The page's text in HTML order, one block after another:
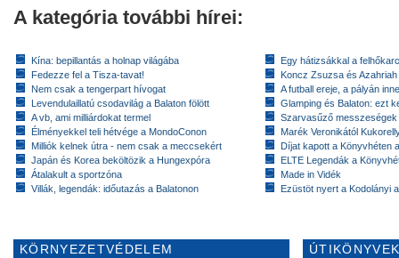
A kategória további hírei:
Kína: bepillantás a holnap világába
Fedezze fel a Tisza-tavat!
Nem csak a tengerpart hívogat
Levendulaillatú csodavilág a Balaton fölött
A vb, ami milliárdokat termel
Élményekkel teli hétvége a MondoConon
Milliók kelnek útra - nem csak a meccsekért
Japán és Korea beköltözik a Hungexpóra
Átalakult a sportzóna
Villák, legendák: időutazás a Balatonon
Egy hátizsákkal a
Koncz Zsuzsa és
A futball ereje, a pályán
Glamping és Balaton: ezt
Szarvasűző messzeségek
Marék Veronikától
Díjat kapott a Könyvhéten
ELTE Legendák a
Made in Vidék
Ezüstöt nyert a Kodolányi
KÖRNYEZETVÉDELEM